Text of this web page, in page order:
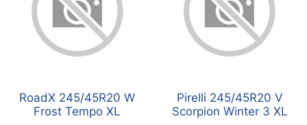
RoadX 245/45R20 W
Frost Tempo XL
Pirelli 245/45R20 V
Scorpion Winter 3 XL